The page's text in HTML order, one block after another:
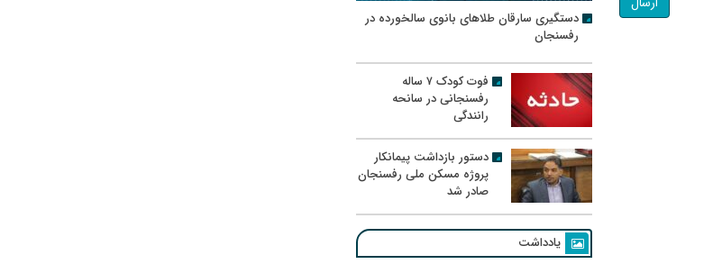
دستگیری سارقان طلاهای بانوی سالخورده در
رفسنجان
فوت کودک ۷ ساله
رفسنجانی در سانحه
رانندگی
دستور بازداشت پیمانکار
پروژه مسکن ملی رفسنجان
صادر شد
یادداشت